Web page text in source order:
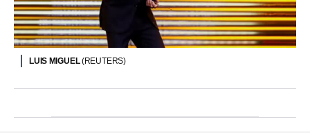
LUIS MIGUEL(REUTERS)